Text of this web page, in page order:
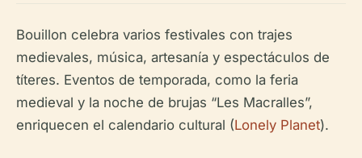
Bouillon celebra varios festivales con trajes
medievales, música, artesanía y espectáculos de
títeres. Eventos de temporada, como la feria
medieval y la noche de brujas “Les Macralles”,
enriquecen el calendario cultural (Lonely Planet).